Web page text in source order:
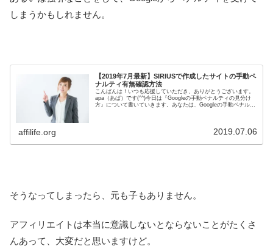
しまうかもしれません。
【2019年7月最新】SIRIUSで作成したサイトの手動ペ
ナルティ有無確認方法
こんばんは！いつも応援していただき、ありがとうございます。
apa（あぱ）です(^^)今日は『Googleの手動ペナルティの見分け
方』について書いていきます。あなたは、Googleの手動ペナルテ
affilife.org 2019.07.06
そうなってしまったら、元も子もありません。
アフィリエイトは本当に意識しないとならないことがたくさ
んあって、大変だと思いますけど。